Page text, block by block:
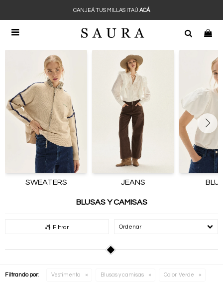

CANJEÁ TUS MILLAS ITAÚ ACÁ
SWEATERS JEANS
BLUSAS Y CAMISAS
Filtrar Recomendados
Filtrando por: Vestimenta Blusas y camisas Color: Verde